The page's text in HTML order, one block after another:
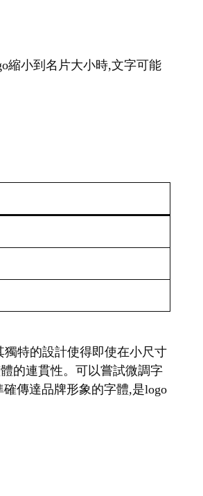
縮小到名片大小時,文字可能
獨特的設計使得即使在小尺寸
的連貫性。可以嘗試微調字
傳達品牌形象的字體,是logo